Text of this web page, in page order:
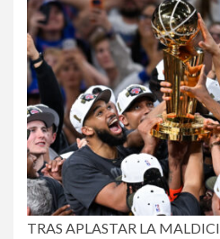
TRAS APLASTAR LA